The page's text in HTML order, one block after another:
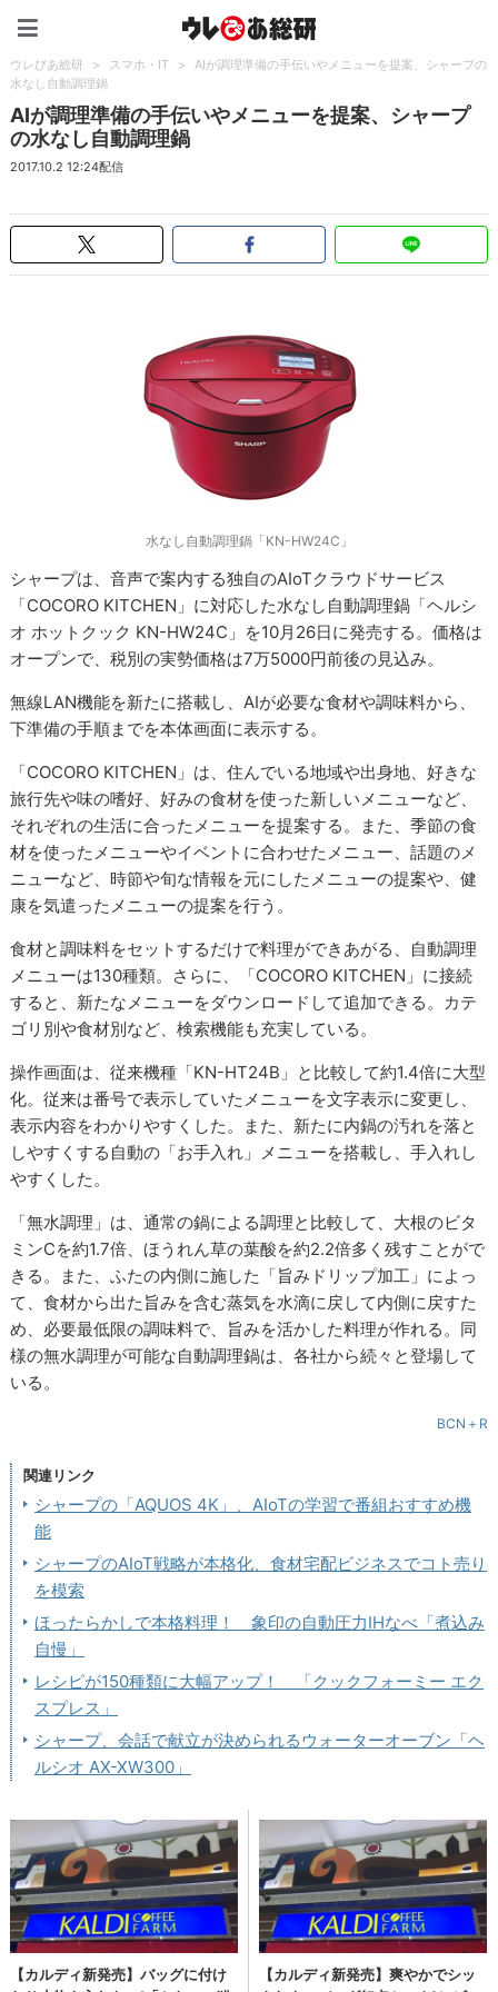
ウレぴあ総研 > スマホ・IT >
AIが調理準備の手伝いやメニューを提案、シャープの
水なし自動調理鍋
AIが調理準備の手伝いやメニューを提案、シャープ
の水なし自動調理鍋
2017.10.2 12:24配信
水なし自動調理鍋「KN-HW24C」
シャープは、音声で案内する独自のAIoTクラウドサービス
「COCORO KITCHEN」に対応した水なし自動調理鍋「ヘルシ
オ ホットクック KN-HW24C」を10月26日に発売する。価格は
オープンで、税別の実勢価格は7万5000円前後の見込み。
無線LAN機能を新たに搭載し、AIが必要な食材や調味料から、
下準備の手順までを本体画面に表示する。
「COCORO KITCHEN」は、住んでいる地域や出身地、好きな
旅行先や味の嗜好、好みの食材を使った新しいメニューなど、
それぞれの生活に合ったメニューを提案する。また、季節の食
材を使ったメニューやイベントに合わせたメニュー、話題のメ
ニューなど、時節や旬な情報を元にしたメニューの提案や、健
康を気遣ったメニューの提案を行う。
食材と調味料をセットするだけで料理ができあがる、自動調理
メニューは130種類。さらに、「COCORO KITCHEN」に接続
すると、新たなメニューをダウンロードして追加できる。カテ
ゴリ別や食材別など、検索機能も充実している。
操作画面は、従来機種「KN-HT24B」と比較して約1.4倍に大型
化。従来は番号で表示していたメニューを文字表示に変更し、
表示内容をわかりやすくした。また、新たに内鍋の汚れを落と
しやすくする自動の「お手入れ」メニューを搭載し、手入れし
やすくした。
「無水調理」は、通常の鍋による調理と比較して、大根のビタ
ミンCを約1.7倍、ほうれん草の葉酸を約2.2倍多く残すことがで
きる。また、ふたの内側に施した「旨みドリップ加工」によっ
て、食材から出た旨みを含む蒸気を水滴に戻して内側に戻すた
め、必要最低限の調味料で、旨みを活かした料理が作れる。同
様の無水調理が可能な自動調理鍋は、各社から続々と登場して
いる。
BCN＋R
関連リンク
シャープの「AQUOS 4K」、AIoTの学習で番組おすすめ機
能
シャープのAIoT戦略が本格化、食材宅配ビジネスでコト売り
を模索
ほったらかしで本格料理！ 象印の自動圧力IHなべ「煮込み
自慢」
レシピが150種類に大幅アップ！ 「クックフォーミー エク
スプレス」
シャープ、会話で献立が決められるウォーターオーブン「ヘ
ルシオ AX-XW300」